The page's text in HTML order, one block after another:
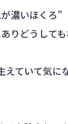
が濃いほく
りどうして
えていて気に